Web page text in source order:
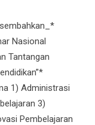
Tantangan
Administrasi
3)
Pembelajaran